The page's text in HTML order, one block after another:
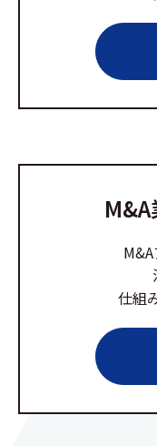
仕組